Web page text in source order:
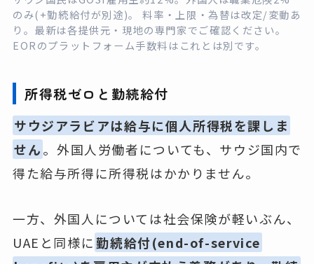
のみ(+勤続給付が別途)。 料率・上限・為替は改定/変動あ
り。最新は各提供元・現地の専門家でご確認ください。
EORのプラットフォーム手数料はこれとは別です。
所得税ゼロと勤続給付
サウジアラビアは給与に個人所得税を課しま
せん。外国人労働者についても、サウジ国内で
得た給与所得に所得税はかかりません。
一方、外国人については社会保険が軽いぶん、
UAEと同様に 勤続給付(end-of-service